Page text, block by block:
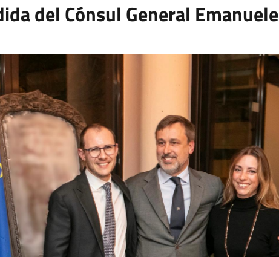
del Cónsul General Emanuele